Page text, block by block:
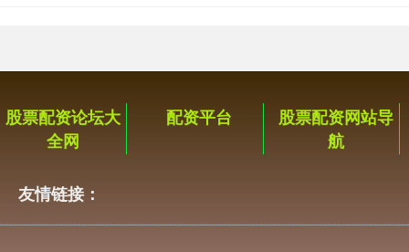
股票配资论坛大
全网
配资平台
股票配资网站导
航
友情链接：